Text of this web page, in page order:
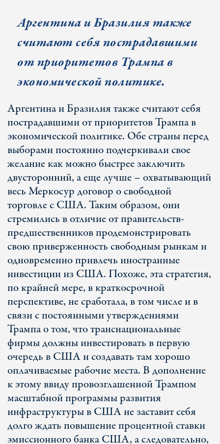
Аргентина и Бразилия также
считают себя пострадавшими
от приоритетов Трампа в
экономической политике.
Аргентина и Бразилия также считают себя
пострадавшими от приоритетов Трампа в
экономической политике. Обе страны перед
выборами постоянно подчеркивали свое
желание как можно быстрее заключить
двусторонний, а еще лучше – охватывающий
весь Меркосур договор о свободной
торговле с США. Таким образом, они
стремились в отличие от правительств-
предшественников продемонстрировать
свою приверженность свободным рынкам и
одновременно привлечь иностранные
инвестиции из США. Похоже, эта стратегия,
по крайней мере, в краткосрочной
перспективе, не сработала, в том числе и в
связи с постоянными утверждениями
Трампа о том, что транснациональные
фирмы должны инвестировать в первую
очередь в США и создавать там хорошо
оплачиваемые рабочие места. В дополнение
к этому ввиду провозглашенной Трампом
масштабной программы развития
инфраструктуры в США не заставит себя
долго ждать повышение процентной ставки
эмиссионного банка США, а следовательно,